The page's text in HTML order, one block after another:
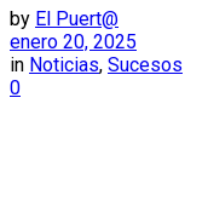
by El Puert@
enero 20, 2025
in Noticias, Sucesos
0